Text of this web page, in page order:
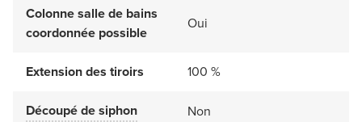
Colonne salle de bains
coordonnée possible
Oui
Extension des tiroirs 100 %
Découpé de siphon Non